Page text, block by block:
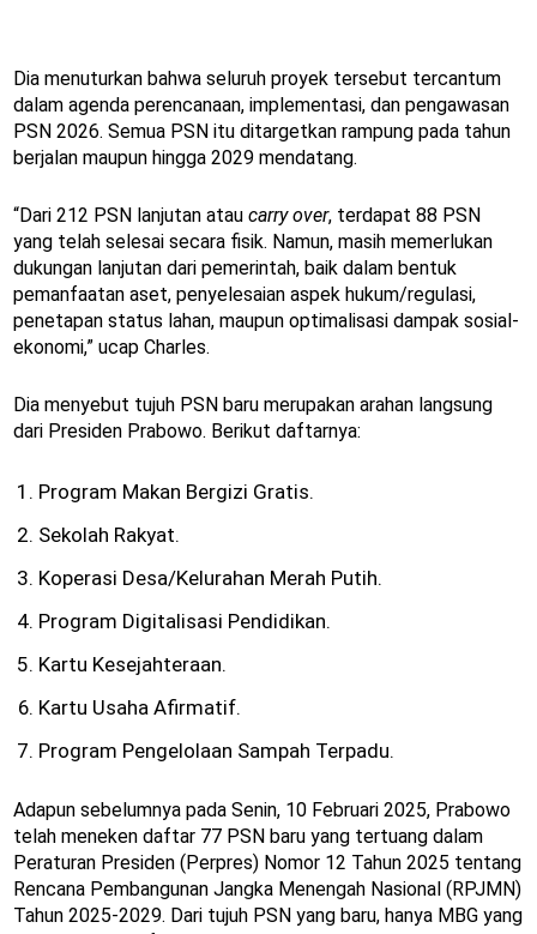
Dia menuturkan bahwa seluruh proyek tersebut tercantum
dalam agenda perencanaan, implementasi, dan pengawasan
PSN 2026. Semua PSN itu ditargetkan rampung pada tahun
berjalan maupun hingga 2029 mendatang.
“Dari 212 PSN lanjutan atau carry over, terdapat 88 PSN
yang telah selesai secara fisik. Namun, masih memerlukan
dukungan lanjutan dari pemerintah, baik dalam bentuk
pemanfaatan aset, penyelesaian aspek hukum/regulasi,
penetapan status lahan, maupun optimalisasi dampak sosial-
ekonomi,” ucap Charles.
Dia menyebut tujuh PSN baru merupakan arahan langsung
dari Presiden Prabowo. Berikut daftarnya:
Program Makan Bergizi Gratis.
Sekolah Rakyat.
Koperasi Desa/Kelurahan Merah Putih.
Program Digitalisasi Pendidikan.
Kartu Kesejahteraan.
Kartu Usaha Afirmatif.
Program Pengelolaan Sampah Terpadu.
Adapun sebelumnya pada Senin, 10 Februari 2025, Prabowo
telah meneken daftar 77 PSN baru yang tertuang dalam
Peraturan Presiden (Perpres) Nomor 12 Tahun 2025 tentang
Rencana Pembangunan Jangka Menengah Nasional (RPJMN)
Tahun 2025-2029. Dari tujuh PSN yang baru, hanya MBG yang